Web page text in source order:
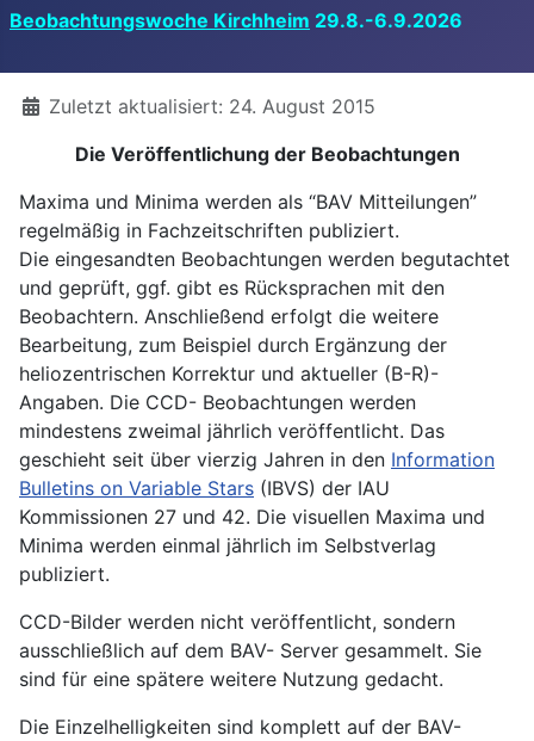
Beobachtungswoche Kirchheim 29.8.-6.9.2026
DetailsZuletzt aktualisiert: 24. August 2015
Die Veröffentlichung der Beobachtungen
Maxima und Minima werden als “BAV Mitteilungen”
regelmäßig in Fachzeitschriften publiziert.
Die eingesandten Beobachtungen werden begutachtet
und geprüft, ggf. gibt es Rücksprachen mit den
Beobachtern. Anschließend erfolgt die weitere
Bearbeitung, zum Beispiel durch Ergänzung der
heliozentrischen Korrektur und aktueller (B-R)-
Angaben. Die CCD- Beobachtungen werden
mindestens zweimal jährlich veröffentlicht. Das
geschieht seit über vierzig Jahren in den Information
Bulletins on Variable Stars (IBVS) der IAU
Kommissionen 27 und 42. Die visuellen Maxima und
Minima werden einmal jährlich im Selbstverlag
publiziert.
CCD-Bilder werden nicht veröffentlicht, sondern
ausschließlich auf dem BAV- Server gesammelt. Sie
sind für eine spätere weitere Nutzung gedacht.
Die Einzelhelligkeiten sind komplett auf der BAV-